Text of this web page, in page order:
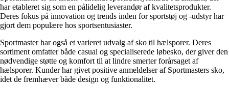
har etableret sig som en pålidelig leverandør af kvalitetsprodukter.
Deres fokus på innovation og trends inden for sportstøj og -udstyr har
gjort dem populære hos sportsentusiaster.
Sportmaster har også et varieret udvalg af sko til hælsporer. Deres
sortiment omfatter både casual og specialiserede løbesko, der giver den
nødvendige støtte og komfort til at lindre smerter forårsaget af
hælsporer. Kunder har givet positive anmeldelser af Sportmasters sko,
idet de fremhæver både design og funktionalitet.